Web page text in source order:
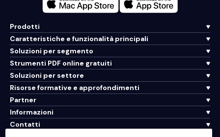
Prodotti
Caratteristiche e funzionalità principali
Soluzioni per segmento
Strumenti PDF online gratuiti
Soluzioni per settore
Risorse formative e approfondimenti
Partner
Informazioni
Contatti